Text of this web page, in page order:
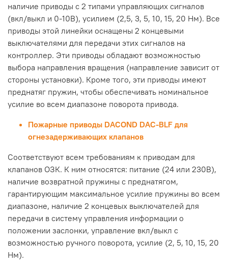
наличие приводы с 2 типами управляющих сигналов
(вкл/выкл и 0-10В), усилием (2,5, 3, 5, 10, 15, 20 Нм). Все
приводы этой линейки оснащены 2 концевыми
выключателями для передачи этих сигналов на
контроллер. Эти приводы обладают возможностью
выбора направления вращения (направление зависит от
стороны установки). Кроме того, эти приводы имеют
преднатяг пружин, чтобы обеспечивать номинальное
усилие во всем диапазоне поворота привода.
Пожарные приводы DACOND DAC-BLF для
огнезадерживающих клапанов
Соответствуют всем требованиям к приводам для
клапанов ОЗК. К ним относятся: питание (24 или 230В),
наличие возвратной пружины с преднатягом,
гарантирующим максимальное усилие пружины во всем
диапазоне, наличие 2 концевых выключателей для
передачи в систему управления информации о
положении заслонки, управление вкл/выкл с
возможностью ручного поворота, усилие (2, 5, 10, 15, 20
Нм).